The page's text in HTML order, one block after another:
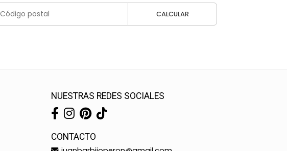
CALCULAR
NUESTRAS REDES SOCIALES
CONTACTO